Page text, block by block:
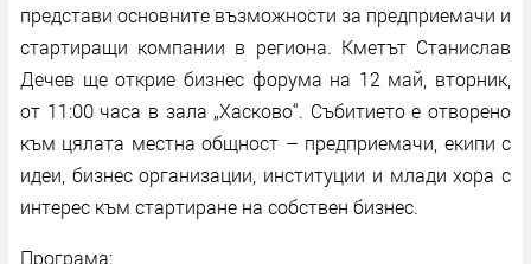
представи основните възможности за предприемачи и
стартиращи компании в региона. Кметът Станислав
Дечев ще открие бизнес форума на 12 май, вторник,
от 11:00 часа в зала „Хасково“. Събитието е отворено
към цялата местна общност – предприемачи, екипи с
идеи, бизнес организации, институции и млади хора с
интерес към стартиране на собствен бизнес.
Програма: